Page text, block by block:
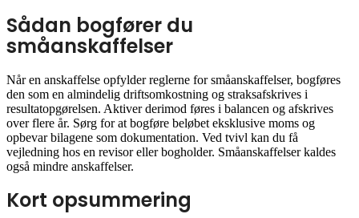
Sådan bogfører du
småanskaffelser
Når en anskaffelse opfylder reglerne for småanskaffelser, bogføres
den som en almindelig driftsomkostning og straksafskrives i
resultatopgørelsen. Aktiver derimod føres i balancen og afskrives
over flere år. Sørg for at bogføre beløbet eksklusive moms og
opbevar bilagene som dokumentation. Ved tvivl kan du få
vejledning hos en revisor eller bogholder. Småanskaffelser kaldes
også mindre anskaffelser.
Kort opsummering